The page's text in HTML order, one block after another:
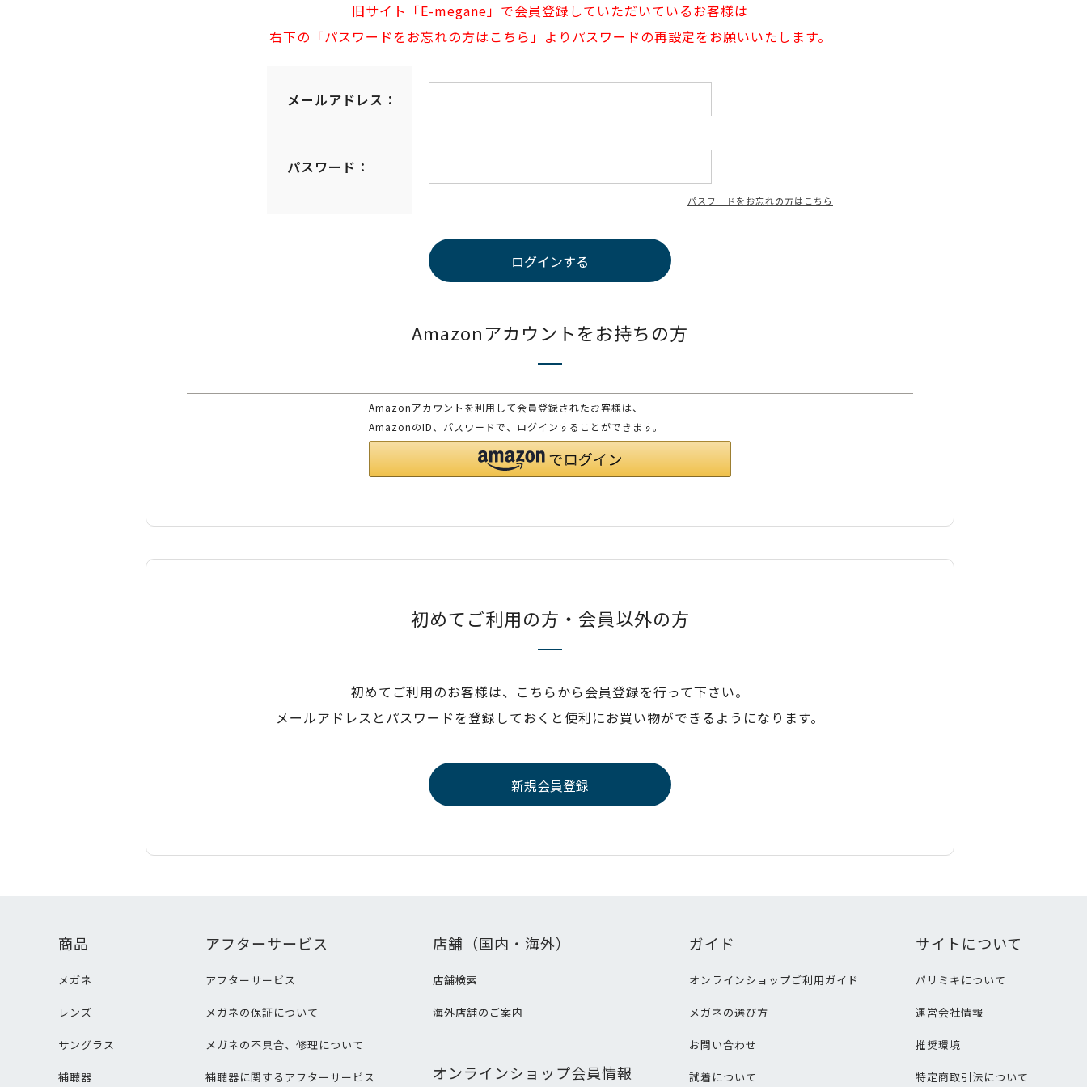
旧サイト「E-megane」で会員登録していただいているお客様は
右下の「パスワードをお忘れの方はこちら」よりパスワードの再設定をお願いいたします。
メールアドレス：
パスワード：
パスワードをお忘れの方はこちら
Amazonアカウントをお持ちの方
Amazonアカウントを利用して会員登録されたお客様は、
AmazonのID、パスワードで、ログインすることができます。
初めてご利用の方・会員以外の方
初めてご利用のお客様は、こちらから会員登録を行って下さい。
メールアドレスとパスワードを登録しておくと便利にお買い物ができるようになります。
商品
メガネ
レンズ
サングラス
補聴器
アフターサービス
アフターサービス
メガネの保証について
メガネの不具合、修理について
補聴器に関するアフターサービス
店舗（国内・海外）
店舗検索
海外店舗のご案内
オンラインショップ会員情報
ガイド
オンラインショップご利用ガイド
メガネの選び方
お問い合わせ
試着について
サイトについて
パリミキについて
運営会社情報
推奨環境
特定商取引法について